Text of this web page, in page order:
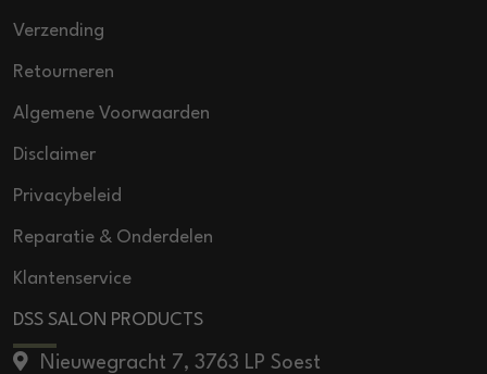
Verzending
Retourneren
Algemene Voorwaarden
Disclaimer
Privacybeleid
Reparatie & Onderdelen
Klantenservice
DSS SALON PRODUCTS
Nieuwegracht 7, 3763 LP Soest